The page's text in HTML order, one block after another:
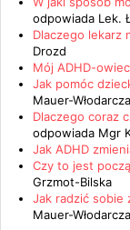
odpowiada Lek.
Dlaczego lekarz
Drozd
Mój ADHD-owiec
Jak pomóc
Mauer-
Dlaczego coraz
odpowiada Mgr
Jak ADHD
Czy to jest
Grzmot-Bilska
Jak radzić sobie
Mauer-